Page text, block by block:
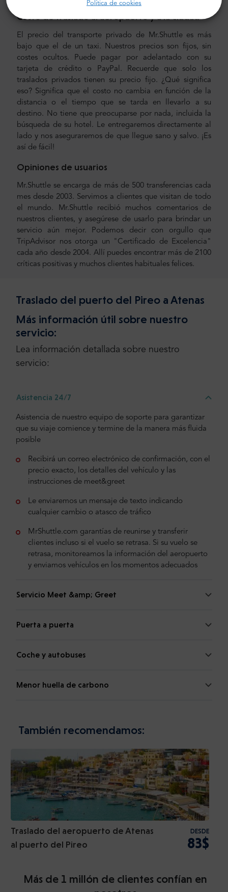
Política de cookies
Costo de traslado al aeropuerto y a la ciudad
El precio del transporte privado de Mr.Shuttle es más
bajo que el de un taxi. Nuestros precios son fijos, sin
costes ocultos. Puede pagar por adelantado con su
tarjeta de crédito o PayPal. Recuerde que solo los
traslados privados tienen su precio fijo. ¿Qué significa
eso? Significa que el costo no cambia en función de la
distancia o el tiempo que se tarda en llevarlo a su
destino. No tiene que preocuparse por nada, incluida la
búsqueda de su hotel. Le entregaremos directamente al
lado y nos aseguraremos de que llegue sano y salvo. ¡Es
así de fácil!
Opiniones de usuarios
Mr.Shuttle se encarga de más de 500 transferencias cada
mes desde 2003. Servimos a clientes que visitan de todo
el mundo. Mr.Shuttle recibió muchos comentarios de
nuestros clientes, y asegúrese de usarlo para brindar un
servicio aún mejor. Podemos decir con orgullo que
TripAdvisor nos otorga un "Certificado de Excelencia"
cada año desde 2004. Allí puedes encontrar más de 2100
críticas positivas y muchos clientes habituales felices.
Traslado del puerto del Pireo a Atenas
Más información útil sobre nuestro
servicio:
Lea información detallada sobre nuestro
servicio:
Asistencia 24/7
Asistencia de nuestro equipo de soporte para garantizar
que su viaje comience y termine de la manera más fluida
posible
Recibirá un correo electrónico de confirmación, con el
precio exacto, los detalles del vehículo y las
instrucciones de meet&greet
Le enviaremos un mensaje de texto indicando
cualquier cambio o atasco de tráfico
MrShuttle.com garantías de reunirse y transferir
clientes incluso si el vuelo se retrasa. Si su vuelo se
retrasa, monitoreamos la información del aeropuerto
y enviamos vehículos en los momentos adecuados
Servicio Meet &amp; Greet
Puerta a puerta
Coche y autobuses
Menor huella de carbono
También recomendamos:
Traslado del aeropuerto de Atenas
al puerto del Pireo
DESDE
83$
Más de 1 millón de clientes confían en